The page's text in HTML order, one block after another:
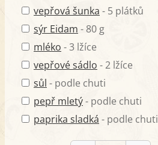
vepřová šunka - 5 plátků
sýr Eidam - 80 g
mléko - 3 lžíce
vepřové sádlo - 2 lžíce
sůl - podle chuti
pepř mletý- podle chuti
paprika sladká - podle chuti